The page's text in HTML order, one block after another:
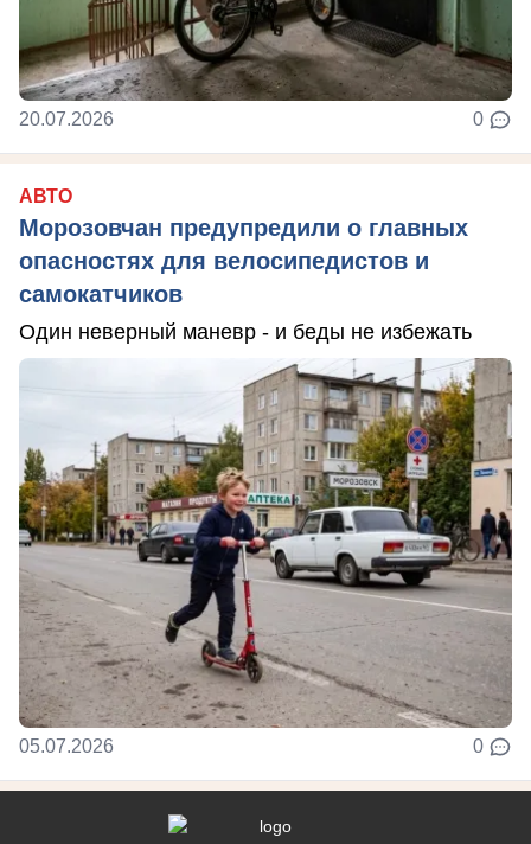
20.07.2026 0
АВТО
Морозовчан предупредили о главных
опасностях для велосипедистов и
самокатчиков
Один неверный маневр - и беды не избежать
05.07.2026 0